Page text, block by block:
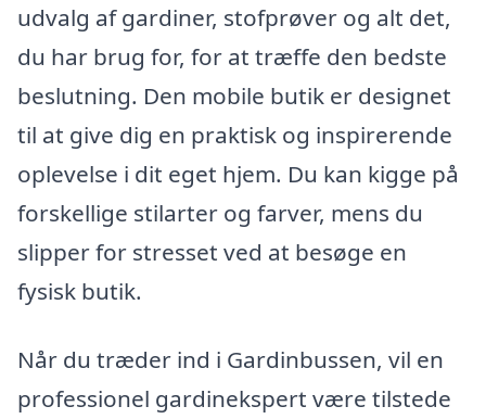
udvalg af gardiner, stofprøver og alt det,
du har brug for, for at træffe den bedste
beslutning. Den mobile butik er designet
til at give dig en praktisk og inspirerende
oplevelse i dit eget hjem. Du kan kigge på
forskellige stilarter og farver, mens du
slipper for stresset ved at besøge en
fysisk butik.
Når du træder ind i Gardinbussen, vil en
professionel gardinekspert være tilstede